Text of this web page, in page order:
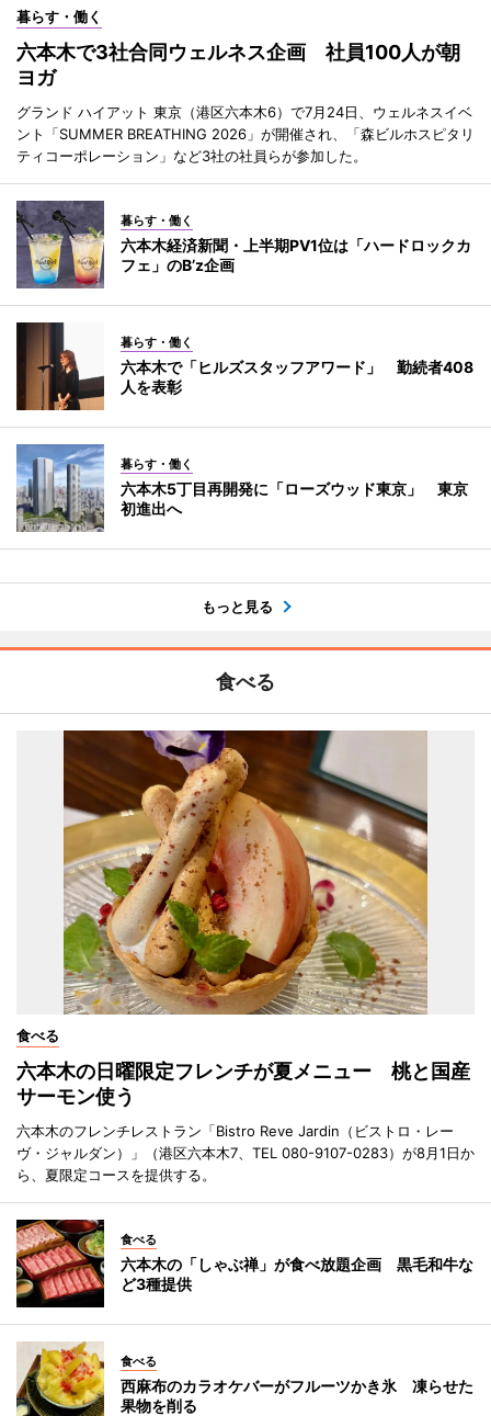
暮らす・働く
六本木で3社合同ウェルネス企画 社員100人が朝
ヨガ
グランド ハイアット 東京（港区六本木6）で7月24日、ウェルネスイベ
ント「SUMMER BREATHING 2026」が開催され、「森ビルホスピタリ
ティコーポレーション」など3社の社員らが参加した。
暮らす・働く
六本木経済新聞・上半期PV1位は「ハードロックカ
フェ」のB’z企画
暮らす・働く
六本木で「ヒルズスタッフアワード」 勤続者408
人を表彰
暮らす・働く
六本木5丁目再開発に「ローズウッド東京」 東京
初進出へ
もっと見る
食べる
食べる
六本木の日曜限定フレンチが夏メニュー 桃と国産
サーモン使う
六本木のフレンチレストラン「Bistro Reve Jardin（ビストロ・レー
ヴ・ジャルダン）」（港区六本木7、TEL 080-9107-0283）が8月1日か
ら、夏限定コースを提供する。
食べる
六本木の「しゃぶ禅」が食べ放題企画 黒毛和牛な
ど3種提供
食べる
西麻布のカラオケバーがフルーツかき氷 凍らせた
果物を削る